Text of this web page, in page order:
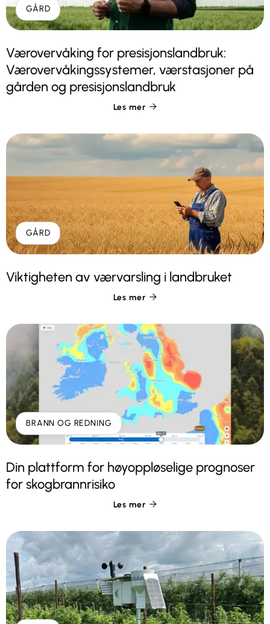
GÅRD
Værovervåking for presisjonslandbruk:
Værovervåkingssystemer, værstasjoner på
gården og presisjonslandbruk
Les mer 
GÅRD
Viktigheten av værvarsling i landbruket
Les mer 
BRANN OG REDNING
Din plattform for høyoppløselige prognoser
for skogbrannrisiko
Les mer 